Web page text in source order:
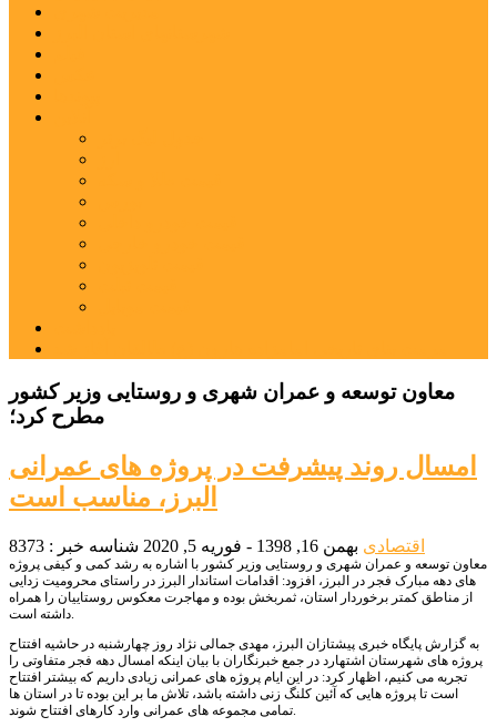
معاون توسعه و عمران شهری و روستایی وزیر کشور
مطرح کرد؛
امسال روند پیشرفت در پروژه های عمرانی
البرز، مناسب است
اقتصادی بهمن 16, 1398 - فوریه 5, 2020 شناسه خبر : 8373
معاون توسعه و عمران شهری و روستایی وزیر کشور با اشاره به رشد کمی و کیفی پروژه
های دهه مبارک فجر در البرز، افزود: اقدامات استاندار البرز در راستای محرومیت زدایی
از مناطق کمتر برخوردار استان، ثمربخش بوده و مهاجرت معکوس روستاییان را همراه
داشته است.
به گزارش پایگاه خبری پیشتازان البرز، مهدی جمالی نژاد روز چهارشنبه در حاشیه افتتاح
پروژه های شهرستان اشتهارد در جمع خبرنگاران با بیان اینکه امسال دهه فجر متفاوتی را
تجربه می کنیم، اظهار کرد: در این ایام پروژه های عمرانی زیادی داریم که بیشتر افتتاح
است تا پروژه هایی که آئین کلنگ زنی داشته باشد، تلاش ما بر این بوده تا در استان ها
تمامی مجموعه های عمرانی وارد کارهای افتتاح شوند.